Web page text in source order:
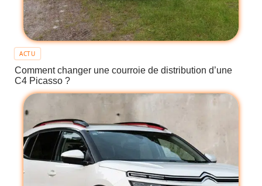
ACTU
Comment changer une courroie de distribution d’une
C4 Picasso ?